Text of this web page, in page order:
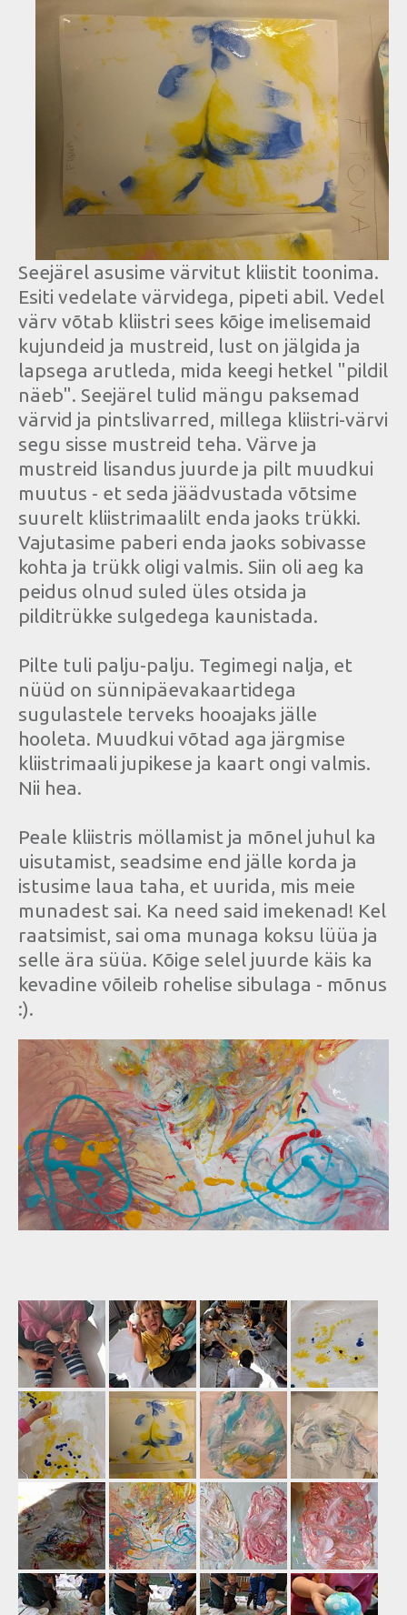
Seejärel asusime värvitut kliistit toonima.
Esiti vedelate värvidega, pipeti abil. Vedel
värv võtab kliistri sees kõige imelisemaid
kujundeid ja mustreid, lust on jälgida ja
lapsega arutleda, mida keegi hetkel "pildil
näeb". Seejärel tulid mängu paksemad
värvid ja pintslivarred, millega kliistri-värvi
segu sisse mustreid teha. Värve ja
mustreid lisandus juurde ja pilt muudkui
muutus - et seda jäädvustada võtsime
suurelt kliistrimaalilt enda jaoks trükki.
Vajutasime paberi enda jaoks sobivasse
kohta ja trükk oligi valmis. Siin oli aeg ka
peidus olnud suled üles otsida ja
pilditrükke sulgedega kaunistada.
Pilte tuli palju-palju. Tegimegi nalja, et
nüüd on sünnipäevakaartidega
sugulastele terveks hooajaks jälle
hooleta. Muudkui võtad aga järgmise
kliistrimaali jupikese ja kaart ongi valmis.
Nii hea.
Peale kliistris möllamist ja mõnel juhul ka
uisutamist, seadsime end jälle korda ja
istusime laua taha, et uurida, mis meie
munadest sai. Ka need said imekenad! Kel
raatsimist, sai oma munaga koksu lüüa ja
selle ära süüa. Kõige selel juurde käis ka
kevadine võileib rohelise sibulaga - mõnus
:).